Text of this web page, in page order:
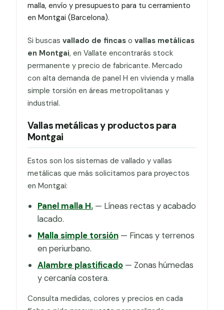
malla, envío y presupuesto para tu cerramiento
en Montgai (Barcelona).
Si buscas vallado de fincaso vallas metálicas
en Montgai, en Vallate encontrarás stock
permanente y precio de fabricante. Mercado
con alta demanda de panel H en vivienda y malla
simple torsión en áreas metropolitanas y
industrial.
Vallas metálicas y productos para
Montgai
Estos son los sistemas de vallado y vallas
metálicas que más solicitamos para proyectos
en Montgai:
Panel malla H.— Líneas rectas y acabado
lacado.
Malla simple torsión— Fincas y terrenos
en periurbano.
Alambre plastificado— Zonas húmedas
y cercanía costera.
Consulta medidas, colores y precios en cada